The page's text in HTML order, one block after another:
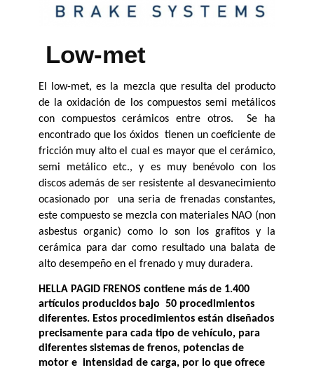
Low-met
El low-met, es la mezcla que resulta del producto
de la oxidación de los compuestos semi metálicos
con compuestos cerámicos entre otros.  Se ha
encontrado que los óxidos  tienen un coeficiente de
fricción muy alto el cual es mayor que el cerámico,
semi metálico etc., y es muy benévolo con los
discos además de ser resistente al desvanecimiento
ocasionado por  una seria de frenadas constantes,
este compuesto se mezcla con materiales NAO (non
asbestus organic) como lo son los grafitos y la
cerámica para dar como resultado una balata de
alto desempeño en el frenado y muy duradera.
HELLA PAGID FRENOS contiene más de 1.400
artículos producidos bajo  50 procedimientos
diferentes. Estos procedimientos están diseñados
precisamente para cada tipo de vehículo, para
diferentes sistemas de frenos, potencias de
motor e  intensidad de carga, por lo que ofrece